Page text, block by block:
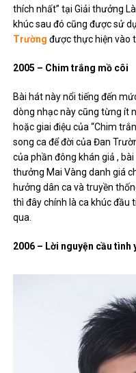
thích nhất” tại Giải thưởng
khúc sau đó cũng được sử
Trường được thực hiện vào
2005 – Chim trắng mồ côi
Bài hát này nổi tiếng đến
dòng nhạc này cũng từng ít
hoặc giai điệu của “Chim
song ca để đời của Đan
của phần đông khán giả ,
thưởng Mai Vàng danh giá
hưởng dân ca và truyền
thì đây chính là ca khúc đầu
qua.
2006 – Lời nguyện cầu tình